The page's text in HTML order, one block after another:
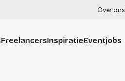
Over ons
FreelancersInspiratieEventjobs